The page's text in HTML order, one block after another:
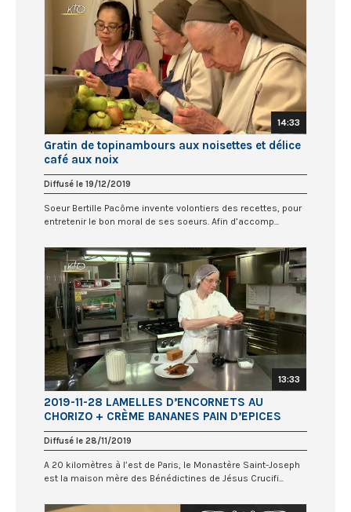
14:33
Gratin de topinambours aux noisettes et délice
café aux noix
Diffusé le 19/12/2019
Soeur Bertille Pacôme invente volontiers des recettes, pour
entretenir le bon moral de ses soeurs. Afin d’accomp...
13:33
2019-11-28 LAMELLES D’ENCORNETS AU
CHORIZO + CRÈME BANANES PAIN D’EPICES
Diffusé le 28/11/2019
A 20 kilomètres à l’est de Paris, le Monastère Saint-Joseph
est la maison mère des Bénédictines de Jésus Crucifi...